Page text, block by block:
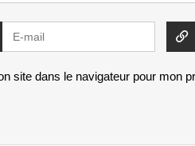
site dans le navigateur pour mon